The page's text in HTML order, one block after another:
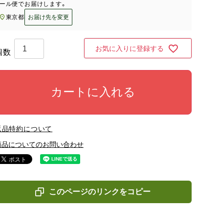
ル便でお届けします。
東京都
お届け先を変更
お気に入りに登録する
カートに入れる
品特約について
品についてのお問い合わせ
このページのリンクをコピー